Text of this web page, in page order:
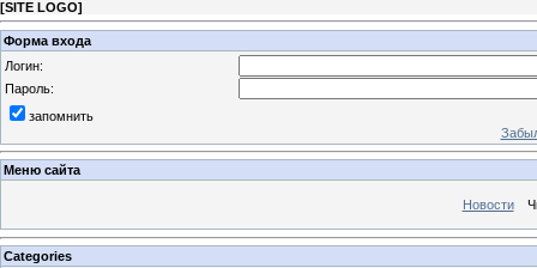
[SITE LOGO]
Форма входа
Логин:
Пароль:
запомнить
Меню сайта
Новости
Categories